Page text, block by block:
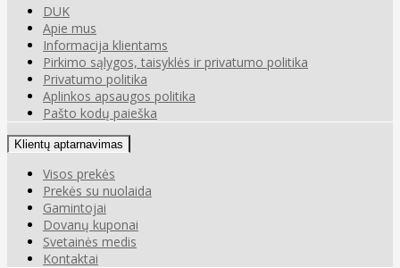
DUK
Apie mus
Informacija klientams
Pirkimo sąlygos, taisyklės ir privatumo politika
Privatumo politika
Aplinkos apsaugos politika
Pašto kodų paieška
Klientų aptarnavimas
Visos prekės
Prekės su nuolaida
Gamintojai
Dovanų kuponai
Svetainės medis
Kontaktai